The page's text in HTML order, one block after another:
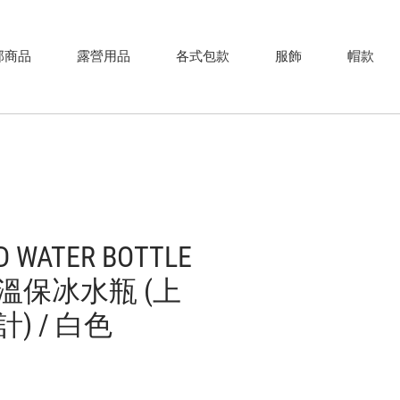
商品 露營用品 各式包款 服飾 帽款
WATER BOTTLE
保冰水瓶 (上
) / 白色